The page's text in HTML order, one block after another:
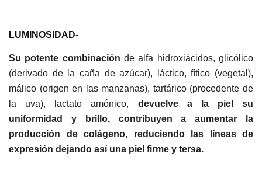
LUMINOSIDAD-
Su potente combinación de alfa hidroxiácidos, glicólico
(derivado de la caña deazúcar), láctico, fítico (vegetal),
málico (origen en las manzanas), tartárico (procedente de
la uva), lactato amónico, devuelve a la piel su
uniformidad y brillo, contribuyen a aumentar la
producción de colágeno, reduciendo las líneas de
expresión dejando así una piel firme y tersa.